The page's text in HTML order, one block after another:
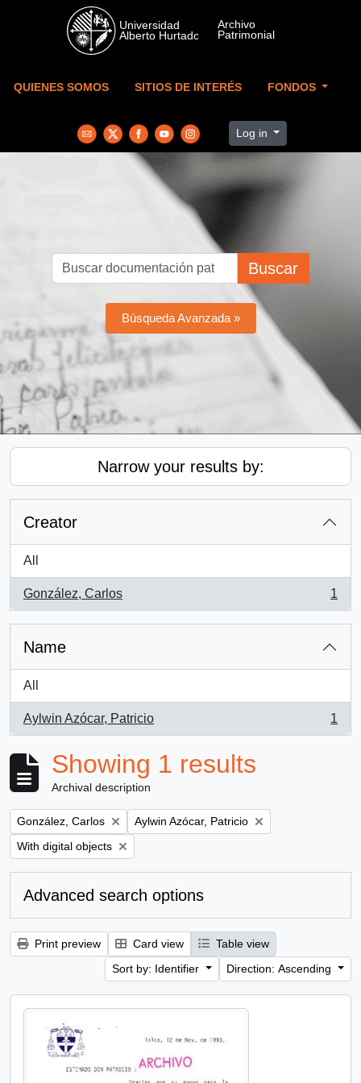
Skip to main content
QUIENES SOMOS SITIOS DE INTERÉS FONDOS
Log in
Buscar
Búsqueda Avanzada »
Narrow your results by:
Creator
All
González, Carlos
, 1 results
1
Name
All
Aylwin Azócar, Patricio
, 1 results
1
Showing 1 results
Archival description
Remove filter:
González, Carlos Remove filter:
Aylwin Azócar, Patricio
Remove filter:
With digital objects
Advanced search options
Print preview Card view
Table view
Sort by: Identifier
Direction: Ascending